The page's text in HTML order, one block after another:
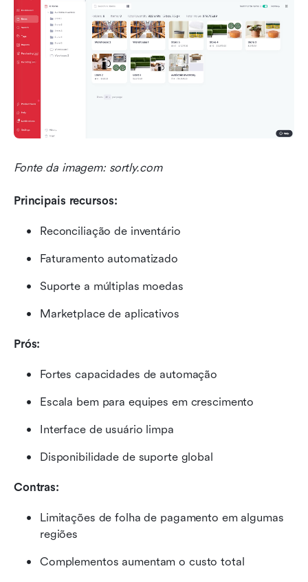
Fonte da imagem: sortly.com
Principais recursos:
Reconciliação de inventário
Faturamento automatizado
Suporte a múltiplas moedas
Marketplace de aplicativos
Prós:
Fortes capacidades de automação
Escala bem para equipes em crescimento
Interface de usuário limpa
Disponibilidade de suporte global
Contras:
Limitações de folha de pagamento em algumas
regiões
Complementos aumentam o custo total